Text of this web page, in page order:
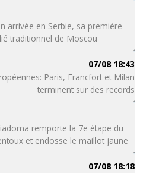
arrivée en Serbie, sa première
traditionnel de Moscou
07/08 18:43
Paris, Francfort et Milan
terminent sur des records
remporte la 7e étape du
et endosse le maillot jaune
07/08 18:18